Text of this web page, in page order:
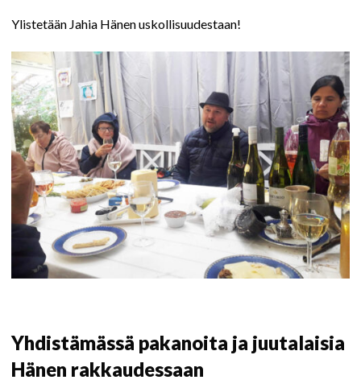
Ylistetään Jahia Hänen uskollisuudestaan!
Yhdistämässä pakanoita ja juutalaisia
Hänen rakkaudessaan